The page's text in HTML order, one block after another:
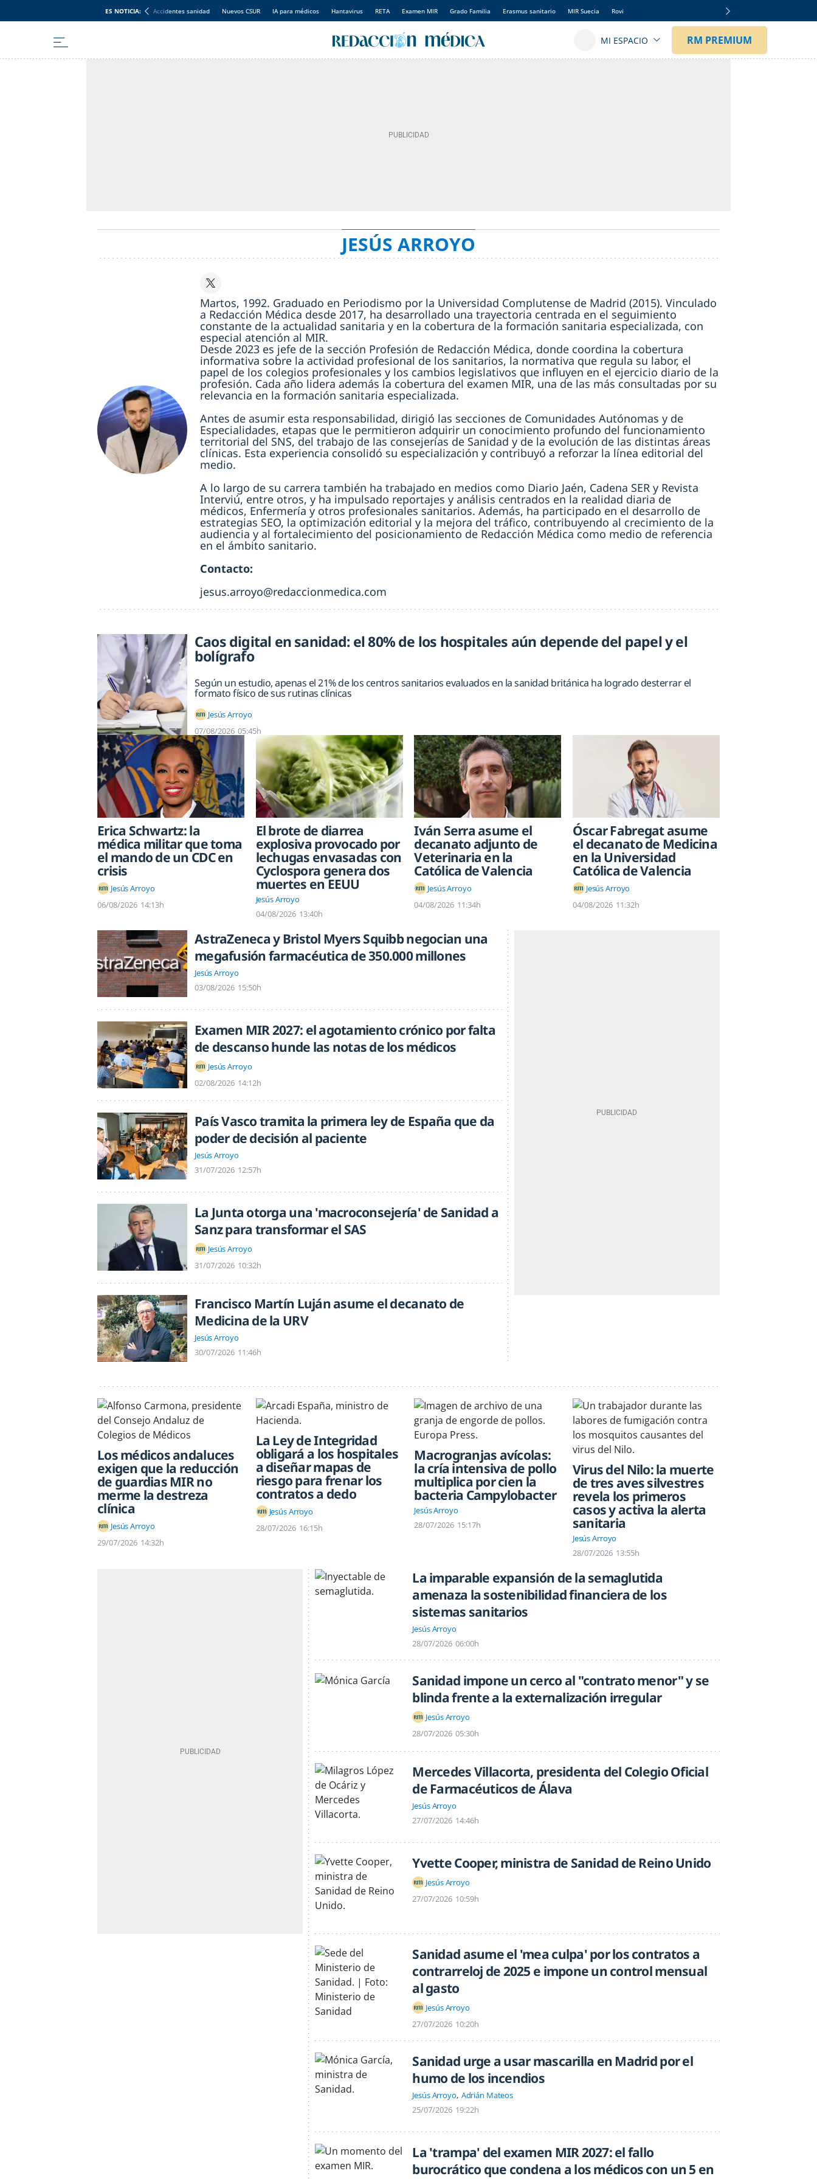
ES NOTICIA: Accidentes sanidad Nuevos CSUR IA para médicos Hantavirus RETA Examen MIR Grado Familia Erasmus sanitario MIR Suecia Rovi
JESÚS ARROYO
Martos, 1992. Graduado en Periodismo por la Universidad Complutense de Madrid (2015). Vinculado
a Redacción Médica desde 2017, ha desarrollado una trayectoria centrada en el seguimiento
constante de la actualidad sanitaria y en la cobertura de la formación sanitaria especializada, con
especial atención al MIR.
Desde 2023 es jefe de la sección Profesión de Redacción Médica, donde coordina la cobertura
informativa sobre la actividad profesional de los sanitarios, la normativa que regula su labor, el
papel de los colegios profesionales y los cambios legislativos que influyen en el ejercicio diario de la
profesión. Cada año lidera además la cobertura del examen MIR, una de las más consultadas por su
relevancia en la formación sanitaria especializada.
Antes de asumir esta responsabilidad, dirigió las secciones de Comunidades Autónomas y de
Especialidades, etapas que le permitieron adquirir un conocimiento profundo del funcionamiento
territorial del SNS, del trabajo de las consejerías de Sanidad y de la evolución de las distintas áreas
clínicas. Esta experiencia consolidó su especialización y contribuyó a reforzar la línea editorial del
medio.
A lo largo de su carrera también ha trabajado en medios como Diario Jaén, Cadena SER y Revista
Interviú, entre otros, y ha impulsado reportajes y análisis centrados en la realidad diaria de
médicos, Enfermería y otros profesionales sanitarios. Además, ha participado en el desarrollo de
estrategias SEO, la optimización editorial y la mejora del tráfico, contribuyendo al crecimiento de la
audiencia y al fortalecimiento del posicionamiento de Redacción Médica como medio de referencia
en el ámbito sanitario.
Contacto:
jesus.arroyo@redaccionmedica.com
Caos digital en sanidad: el 80% de los hospitales aún depende del papel y el
bolígrafo
Según un estudio, apenas el 21% de los centros sanitarios evaluados en la sanidad británica ha logrado desterrar el
formato físico de sus rutinas clínicas
Jesús Arroyo
07/08/2026 05:45h
Erica Schwartz: la
médica militar que toma
el mando de un CDC en
crisis
Jesús Arroyo
06/08/2026 14:13h
El brote de diarrea
explosiva provocado por
lechugas envasadas con
Cyclospora genera dos
muertes en EEUU
Jesús Arroyo
04/08/2026 13:40h
Iván Serra asume el
decanato adjunto de
Veterinaria en la
Católica de Valencia
Jesús Arroyo
04/08/2026 11:34h
Óscar Fabregat asume
el decanato de Medicina
en la Universidad
Católica de Valencia
Jesús Arroyo
04/08/2026 11:32h
AstraZeneca y Bristol Myers Squibb negocian una
megafusión farmacéutica de 350.000 millones
Jesús Arroyo
03/08/2026 15:50h
Examen MIR 2027: el agotamiento crónico por falta
de descanso hunde las notas de los médicos
Jesús Arroyo
02/08/2026 14:12h
País Vasco tramita la primera ley de España que da
poder de decisión al paciente
Jesús Arroyo
31/07/2026 12:57h
La Junta otorga una 'macroconsejería' de Sanidad a
Sanz para transformar el SAS
Jesús Arroyo
31/07/2026 10:32h
Francisco Martín Luján asume el decanato de
Medicina de la URV
Jesús Arroyo
30/07/2026 11:46h
Los médicos andaluces
exigen que la reducción
de guardias MIR no
merme la destreza
clínica
Jesús Arroyo
29/07/2026 14:32h
La Ley de Integridad
obligará a los hospitales
a diseñar mapas de
riesgo para frenar los
contratos a dedo
Jesús Arroyo
28/07/2026 16:15h
Macrogranjas avícolas:
la cría intensiva de pollo
multiplica por cien la
bacteria Campylobacter
Jesús Arroyo
28/07/2026 15:17h
Virus del Nilo: la muerte
de tres aves silvestres
revela los primeros
casos y activa la alerta
sanitaria
Jesús Arroyo
28/07/2026 13:55h
La imparable expansión de la semaglutida
amenaza la sostenibilidad financiera de los
sistemas sanitarios
Jesús Arroyo
28/07/2026 06:00h
Sanidad impone un cerco al "contrato menor" y se
blinda frente a la externalización irregular
Jesús Arroyo
28/07/2026 05:30h
Mercedes Villacorta, presidenta del Colegio Oficial
de Farmacéuticos de Álava
Jesús Arroyo
27/07/2026 14:46h
Yvette Cooper, ministra de Sanidad de Reino Unido
Jesús Arroyo
27/07/2026 10:59h
Sanidad asume el 'mea culpa' por los contratos a
contrarreloj de 2025 e impone un control mensual
al gasto
Jesús Arroyo
27/07/2026 10:20h
Sanidad urge a usar mascarilla en Madrid por el
humo de los incendios
Jesús Arroyo Adrián Mateos
25/07/2026 19:22h
La 'trampa' del examen MIR 2027: el fallo
burocrático que condena a los médicos con un 5 en